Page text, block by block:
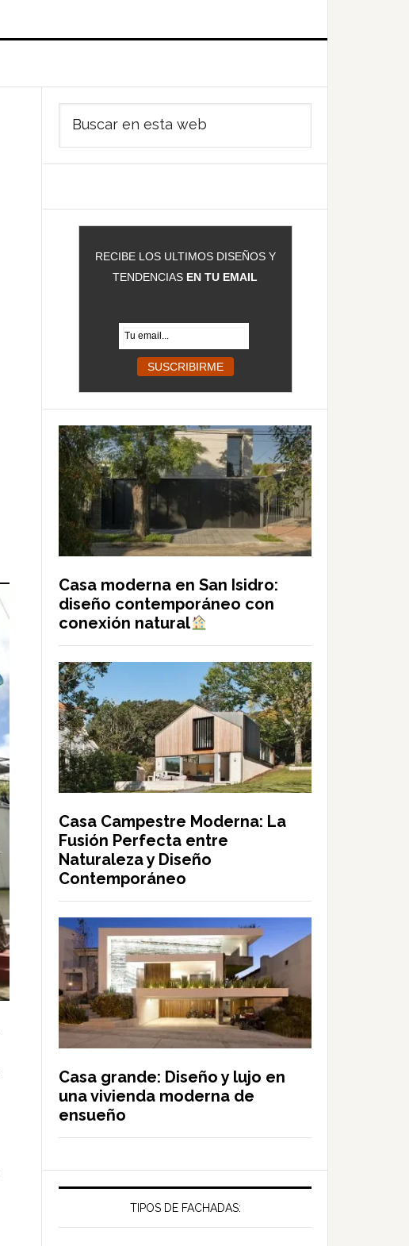
Barra
lateral
principal
RECIBE LOS ULTIMOS DISEÑOS Y
TENDENCIAS EN TU EMAIL
Casa moderna en San Isidro:
diseño contemporáneo con
conexión natural
Casa Campestre Moderna: La
Fusión Perfecta entre
Naturaleza y Diseño
Contemporáneo
Casa grande: Diseño y lujo en
una vivienda moderna de
ensueño
TIPOS DE FACHADAS: